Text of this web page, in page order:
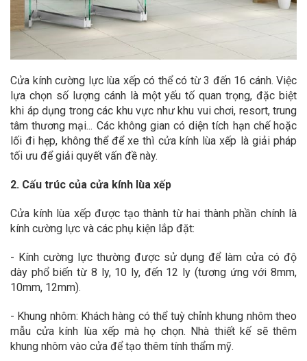
Cửa kính cường lực lùa xếp có thể có từ 3 đến 16 cánh. Việc
lựa chọn số lượng cánh là một yếu tố quan trọng, đặc biệt
khi áp dụng trong các khu vực như khu vui chơi, resort, trung
tâm thương mại... Các không gian có diện tích hạn chế hoặc
lối đi hẹp, không thể để xe thì cửa kính lùa xếp là giải pháp
tối ưu để giải quyết vấn đề này.
2. Cấu trúc của cửa kính lùa xếp
Cửa kính lùa xếp được tạo thành từ hai thành phần chính là
kính cường lực và các phụ kiện lắp đặt:
- Kính cường lực thường được sử dụng để làm cửa có độ
dày phổ biến từ 8 ly, 10 ly, đến 12 ly (tương ứng với 8mm,
10mm, 12mm).
- Khung nhôm: Khách hàng có thể tuỳ chỉnh khung nhôm theo
mẫu cửa kính lùa xếp mà họ chọn. Nhà thiết kế sẽ thêm
khung nhôm vào cửa để tạo thêm tính thẩm mỹ.